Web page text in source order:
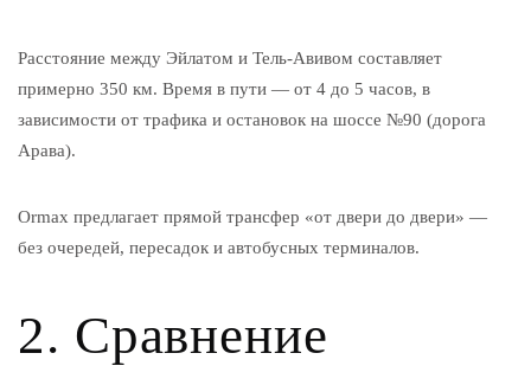
Расстояние между Эйлатом и Тель-Авивом составляет
примерно 350 км. Время в пути — от 4 до 5 часов, в
зависимости от трафика и остановок на шоссе №90 (дорога
Арава).
Ormax предлагает прямой трансфер «от двери до двери» —
без очередей, пересадок и автобусных терминалов.
2. Сравнение